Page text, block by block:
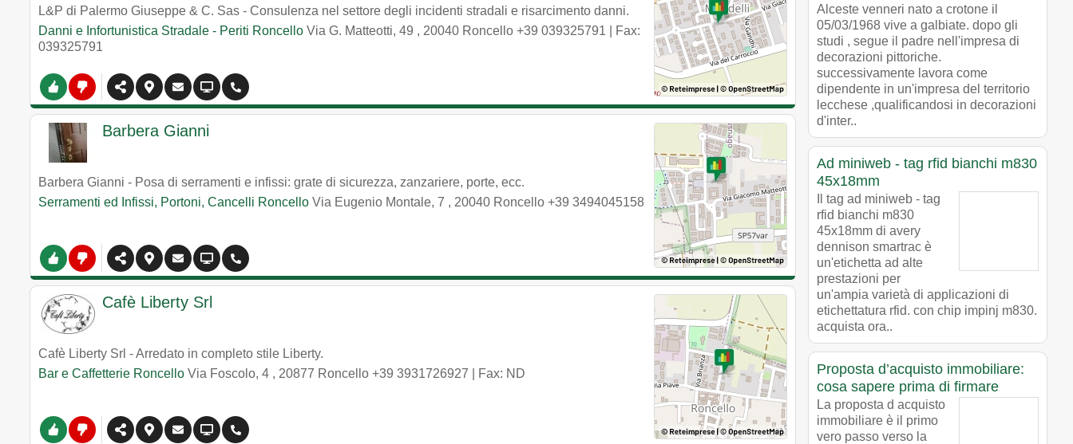
L&P di Palermo Giuseppe & C. Sas - Consulenza nel settore degli incidenti stradali e risarcimento danni.
Danni e Infortunistica Stradale - Periti Roncello Via G. Matteotti, 49 , 20040 Roncello +39 039325791 | Fax:
039325791
Barbera Gianni
Barbera Gianni - Posa di serramenti e infissi: grate di sicurezza, zanzariere, porte, ecc.
Serramenti ed Infissi, Portoni, Cancelli Roncello Via Eugenio Montale, 7 , 20040 Roncello +39 3494045158
Cafè Liberty Srl
Cafè Liberty Srl - Arredato in completo stile Liberty.
Bar e Caffetterie Roncello Via Foscolo, 4 , 20877 Roncello +39 3931726927 | Fax: ND
Alceste venneri nato a crotone il
05/03/1968 vive a galbiate. dopo gli
studi , segue il padre nell'impresa di
decorazioni pittoriche.
successivamente lavora come
dipendente in un'impresa del territorio
lecchese ,qualificandosi in decorazioni
d'inter..
Ad miniweb - tag rfid bianchi m830
45x18mm
Il tag ad miniweb - tag
rfid bianchi m830
45x18mm di avery
dennison smartrac è
un'etichetta ad alte
prestazioni per
un'ampia varietà di applicazioni di
etichettatura rfid. con chip impinj m830.
acquista ora..
Proposta d’acquisto immobiliare:
cosa sapere prima di firmare
La proposta d acquisto
immobiliare è il primo
vero passo verso la